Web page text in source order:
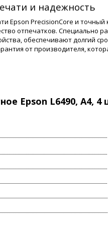
и надежность
Epson PrecisionСore и
отпечатков. Специально
обеспечивают долгий
от производителя,
Epson L6490, A4,